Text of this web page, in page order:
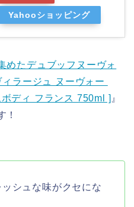
Yahooショッピング
めたデュブッフヌーヴォ
ラージュ ヌーヴォー
ディ フランス 750ml ] 』
！
シュな味がクセにな